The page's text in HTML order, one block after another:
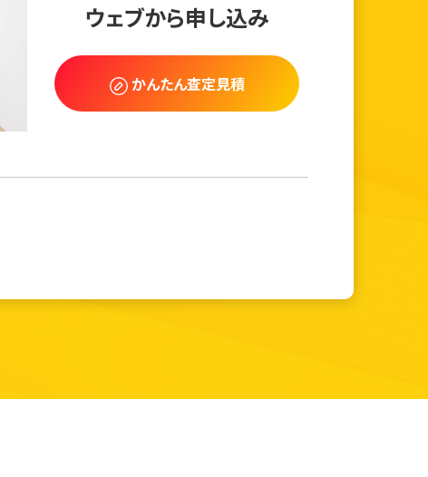
ウェブから申し込み
かんたん査定見積